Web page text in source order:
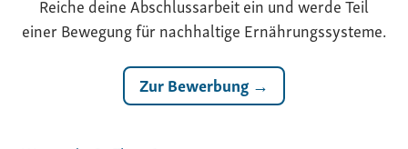
einer Bewegung für nachhaltige Ernährungssysteme.
Zur Bewerbung →